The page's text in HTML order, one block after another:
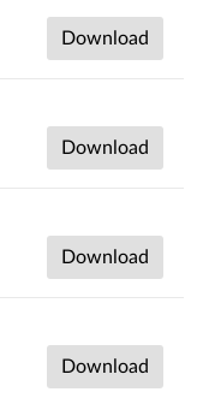
Download
Download
Download
Download